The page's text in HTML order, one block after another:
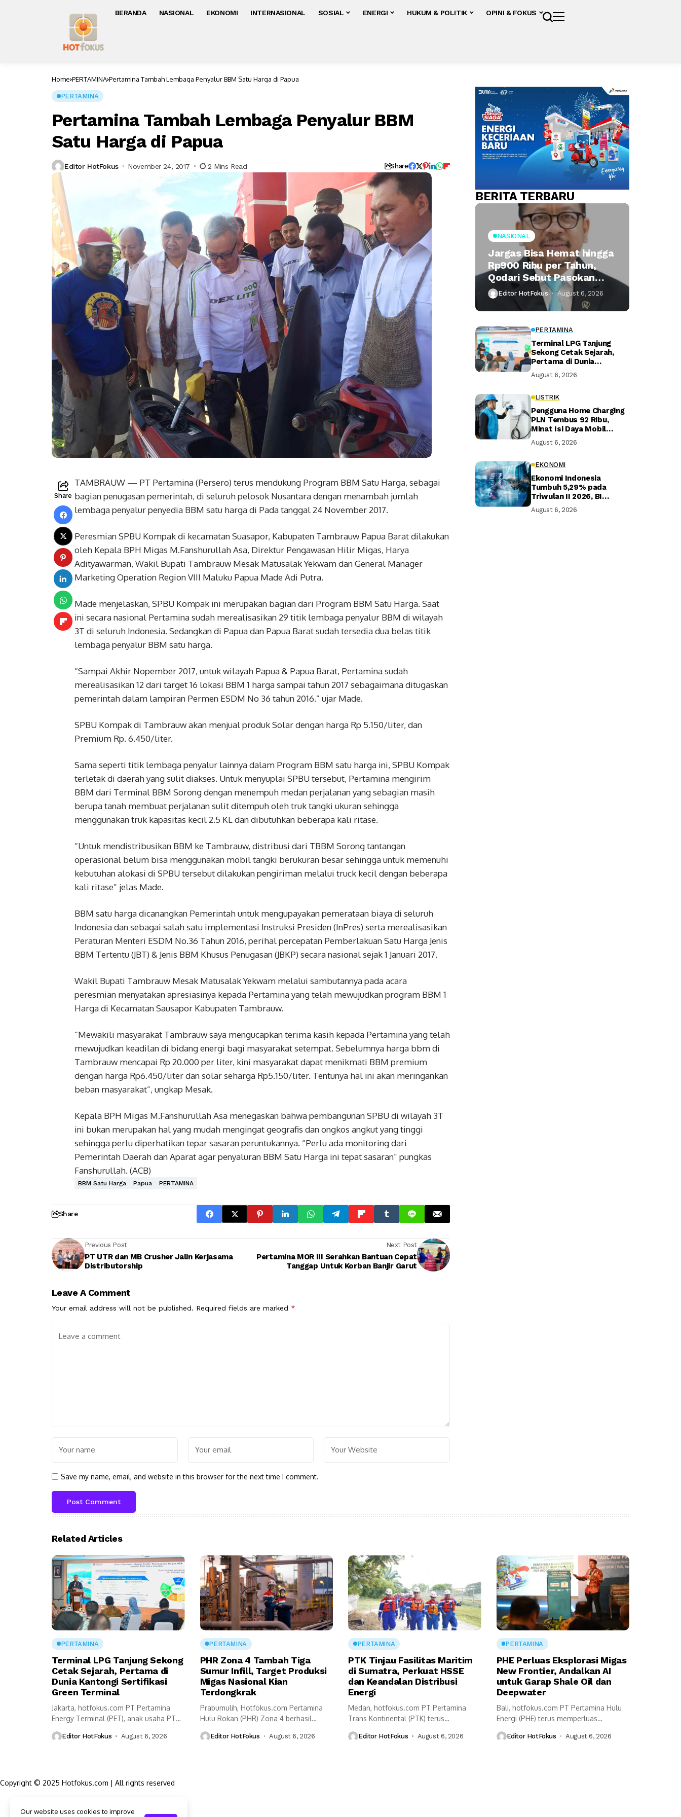
BERANDA NASIONAL EKONOMI INTERNASIONAL SOSIAL ENERGI HUKUM & POLITIK OPINI & FOKUS
Home PERTAMINA Pertamina Tambah Lembaga Penyalur BBM Satu Harga di Papua
PERTAMINA
Pertamina Tambah Lembaga Penyalur BBM
Satu Harga di Papua
Editor HotFokus November 24, 2017 2 Mins Read Share
Share
TAMBRAUW — PT Pertamina (Persero) terus mendukung Program BBM Satu Harga, sebagai
bagian penugasan pemerintah, di seluruh pelosok Nusantara dengan menambah jumlah
lembaga penyalur penyedia BBM satu harga di Pada tanggal 24 November 2017.
Peresmian SPBU Kompak di kecamatan Suasapor, Kabupaten Tambrauw Papua Barat dilakukan
oleh Kepala BPH Migas M.Fanshurullah Asa, Direktur Pengawasan Hilir Migas, Harya
Adityawarman, Wakil Bupati Tambrauw Mesak Matusalak Yekwam dan General Manager
Marketing Operation Region VIII Maluku Papua Made Adi Putra.
Made menjelaskan, SPBU Kompak ini merupakan bagian dari Program BBM Satu Harga. Saat
ini secara nasional Pertamina sudah merealisasikan 29 titik lembaga penyalur BBM di wilayah
3T di seluruh Indonesia. Sedangkan di Papua dan Papua Barat sudah tersedia dua belas titik
lembaga penyalur BBM satu harga.
“Sampai Akhir Nopember 2017, untuk wilayah Papua & Papua Barat, Pertamina sudah
merealisasikan 12 dari target 16 lokasi BBM 1 harga sampai tahun 2017 sebagaimana ditugaskan
pemerintah dalam lampiran Permen ESDM No 36 tahun 2016.” ujar Made.
SPBU Kompak di Tambrauw akan menjual produk Solar dengan harga Rp 5.150/liter, dan
Premium Rp. 6.450/liter.
Sama seperti titik lembaga penyalur lainnya dalam Program BBM satu harga ini, SPBU Kompak
terletak di daerah yang sulit diakses. Untuk menyuplai SPBU tersebut, Pertamina mengirim
BBM dari Terminal BBM Sorong dengan menempuh medan perjalanan yang sebagian masih
berupa tanah membuat perjalanan sulit ditempuh oleh truk tangki ukuran sehingga
menggunakan truk kapasitas kecil 2.5 KL dan dibutuhkan beberapa kali ritase.
“Untuk mendistribusikan BBM ke Tambrauw, distribusi dari TBBM Sorong tantangan
operasional belum bisa menggunakan mobil tangki berukuran besar sehingga untuk memenuhi
kebutuhan alokasi di SPBU tersebut dilakukan pengiriman melalui truck kecil dengan beberapa
kali ritase” jelas Made.
BBM satu harga dicanangkan Pemerintah untuk mengupayakan pemerataan biaya di seluruh
Indonesia dan sebagai salah satu implementasi Instruksi Presiden (InPres) serta merealisasikan
Peraturan Menteri ESDM No.36 Tahun 2016, perihal percepatan Pemberlakuan Satu Harga Jenis
BBM Tertentu (JBT) & Jenis BBM Khusus Penugasan (JBKP) secara nasional sejak 1 Januari 2017.
Wakil Bupati Tambrauw Mesak Matusalak Yekwam melalui sambutannya pada acara
peresmian menyatakan apresiasinya kepada Pertamina yang telah mewujudkan program BBM 1
Harga di Kecamatan Sausapor Kabupaten Tambrauw.
“Mewakili masyarakat Tambrauw saya mengucapkan terima kasih kepada Pertamina yang telah
mewujudkan keadilan di bidang energi bagi masyarakat setempat. Sebelumnya harga bbm di
Tambrauw mencapai Rp 20.000 per liter, kini masyarakat dapat menikmati BBM premium
dengan harga Rp6.450/liter dan solar seharga Rp5.150/liter. Tentunya hal ini akan meringankan
beban masyarakat”, ungkap Mesak.
Kepala BPH Migas M.Fanshurullah Asa menegaskan bahwa pembangunan SPBU di wilayah 3T
ini bukan merupakan hal yang mudah mengingat geografis dan ongkos angkut yang tinggi
sehingga perlu diperhatikan tepar sasaran peruntukannya. “Perlu ada monitoring dari
Pemerintah Daerah dan Aparat agar penyaluran BBM Satu Harga ini tepat sasaran” pungkas
Fanshurullah. (ACB)
BBM Satu Harga Papua PERTAMINA
Share
Previous Post
PT UTR dan MB Crusher Jalin Kerjasama
Distributorship
Next Post
Pertamina MOR III Serahkan Bantuan Cepat
Tanggap Untuk Korban Banjir Garut
Leave A Comment
Your email address will not be published. Required fields are marked *
Save my name, email, and website in this browser for the next time I comment.
BERITA TERBARU
NASIONAL
Jargas Bisa Hemat hingga
Rp900 Ribu per Tahun,
Qodari Sebut Pasokan
Lebih Praktis
Editor HotFokus August 6, 2026
PERTAMINA
Terminal LPG Tanjung
Sekong Cetak Sejarah,
Pertama di Dunia
Terminal
August 6, 2026
LISTRIK
Pengguna Home Charging
PLN Tembus 92 Ribu,
Minat Isi Daya Mobil
Naik
August 6, 2026
EKONOMI
Ekonomi Indonesia
Tumbuh 5,29% pada
Triwulan II 2026, BI
Tahunan Tercapai
August 6, 2026
Related Articles
PERTAMINA
Terminal LPG Tanjung Sekong
Cetak Sejarah, Pertama di
Dunia Kantongi Sertifikasi
Green Terminal
Jakarta, hotfokus.com PT Pertamina
Energy Terminal (PET), anak usaha PT
Editor HotFokus August 6, 2026
PERTAMINA
PHR Zona 4 Tambah Tiga
Sumur Infill, Target Produksi
Migas Nasional Kian
Terdongkrak
Prabumulih, Hotfokus.com Pertamina
Hulu Rokan (PHR) Zona 4 berhasil
Editor HotFokus August 6, 2026
PERTAMINA
PTK Tinjau Fasilitas Maritim
di Sumatra, Perkuat HSSE
dan Keandalan Distribusi
Energi
Medan, hotfokus.com PT Pertamina
Trans Kontinental (PTK) terus
Editor HotFokus August 6, 2026
PERTAMINA
PHE Perluas Eksplorasi Migas
New Frontier, Andalkan AI
untuk Garap Shale Oil dan
Deepwater
Bali, hotfokus.com PT Pertamina Hulu
Energi (PHE) terus memperluas
Editor HotFokus August 6, 2026
Copyright © 2025 Hotfokus.com | All rights reserved
Struktur Organisasi
Our website uses cookies to improve